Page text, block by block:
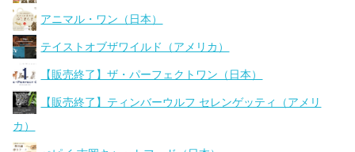
アニマル・ワン（日本）
テイストオブザワイルド（アメリカ）
【販売終了】ザ・パーフェクトワン（日本）
【販売終了】ティンバーウルフ セレンゲッティ（アメリ
カ）